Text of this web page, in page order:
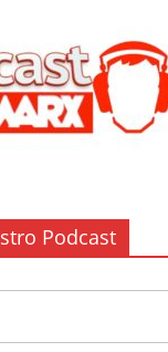
Podcast